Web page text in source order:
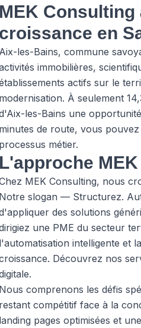
MEK
croissance en
Aix-les-Bains, commune
immobilières,
actifs sur le
modernisation. À seulement
les-Bains une
minutes de route, vous
processus métier.
L'approche
MEK Consulting, nous
Notre slogan — Structurez.
des solutions
une PME du secteur
l'automatisation intelligente et
Découvrez nos
Nous comprenons les défis
restant compétitif face à la
landing pages optimisées et